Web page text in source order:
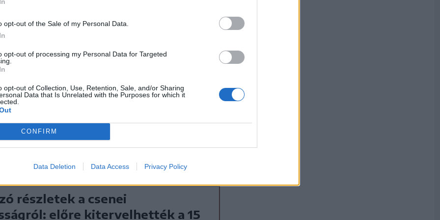
opt-out of the Sale of my Personal Data.
opt-out of processing my Personal Data for Targeted
opt-out of Collection, Use, Retention, Sale, and/or Sharing
Data that Is Unrelated with the Purposes for which it
CONFIRM
Data Deletion Data Access Privacy Policy
Január 19-én este több baltaütéssel és
áldozattal. A gyilkosság elkövetése után
gyanúsított, egy szintén 15 éves fiú,
és elásni a kertben a holttestet,
részletek a csenei
előre kitervelhették a 15